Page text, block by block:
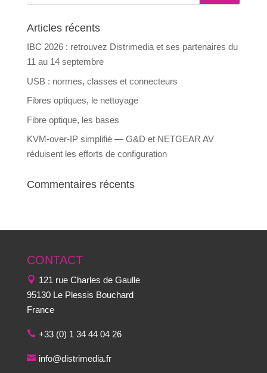
Articles récents
IBC 2026 : retrouvez Distrimedia et ses partenaires du
11 au 14 septembre
USB : normes, classes et connecteurs
Fibres optiques, le nettoyage
Fibre optique, les bases
KVM-over-IP simplifié — G&D et NETGEAR AV
réduisent les efforts de configuration
Commentaires récents
CONTACT
121 rue Charles de Gaulle
95130 Le Plessis Bouchard
France
+33 (0) 1 34 44 04 26
info@distrimedia.fr